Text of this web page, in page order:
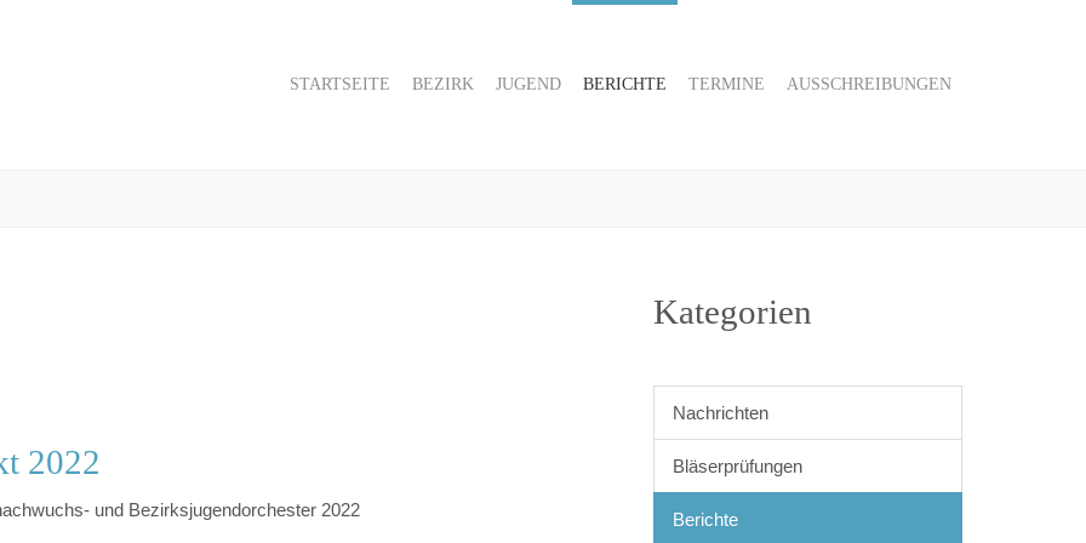
STARTSEITE BEZIRK JUGEND BERICHTE TERMINE AUSSCHREIBUNGEN
2022
und Bezirksjugendorchester 2022
Kategorien
Nachrichten
Bläserprüfungen
Berichte